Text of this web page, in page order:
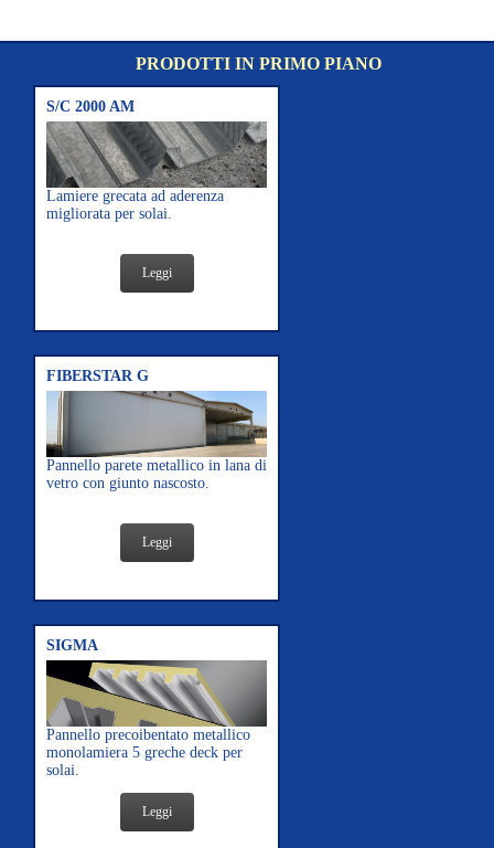
PRODOTTI IN PRIMO PIANO
S/C 2000 AM
Lamiere grecata ad aderenza
migliorata per solai.
Leggi
FIBERSTAR G
Pannello parete metallico in lana di
vetro con giunto nascosto.
Leggi
SIGMA
Pannello precoibentato metallico
monolamiera 5 greche deck per
solai.
Leggi